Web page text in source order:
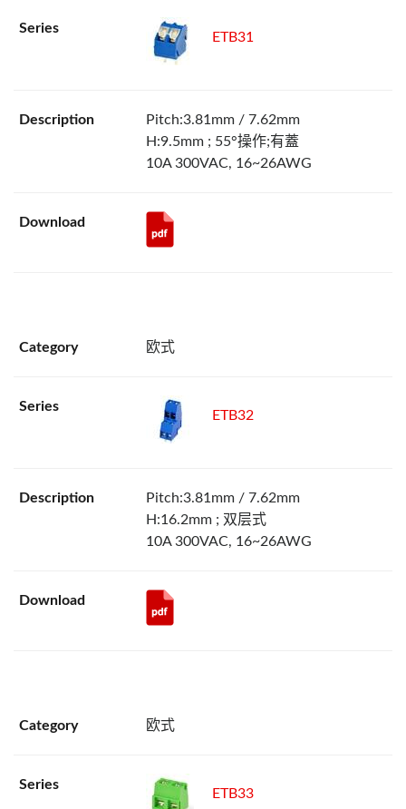
ETB31
Pitch:3.81mm / 7.62mm
H:9.5mm ; 55°操作;有蓋
10A 300VAC, 16~26AWG
欧式
ETB32
Pitch:3.81mm / 7.62mm
H:16.2mm ; 双层式
10A 300VAC, 16~26AWG
欧式
ETB33